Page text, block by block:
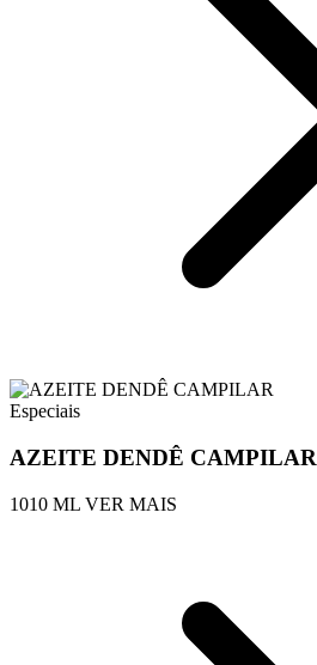
Especiais
AZEITE DENDÊ CAMPILAR
1010 ML VER MAIS